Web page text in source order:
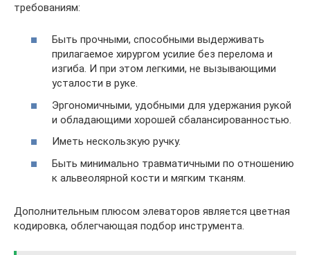
требованиям:
Быть прочными, способными выдерживать
прилагаемое хирургом усилие без перелома и
изгиба. И при этом легкими, не вызывающими
усталости в руке.
Эргономичными, удобными для удержания рукой
и обладающими хорошей сбалансированностью.
Иметь нескользкую ручку.
Быть минимально травматичными по отношению
к альвеолярной кости и мягким тканям.
Дополнительным плюсом элеваторов является цветная
кодировка, облегчающая подбор инструмента.